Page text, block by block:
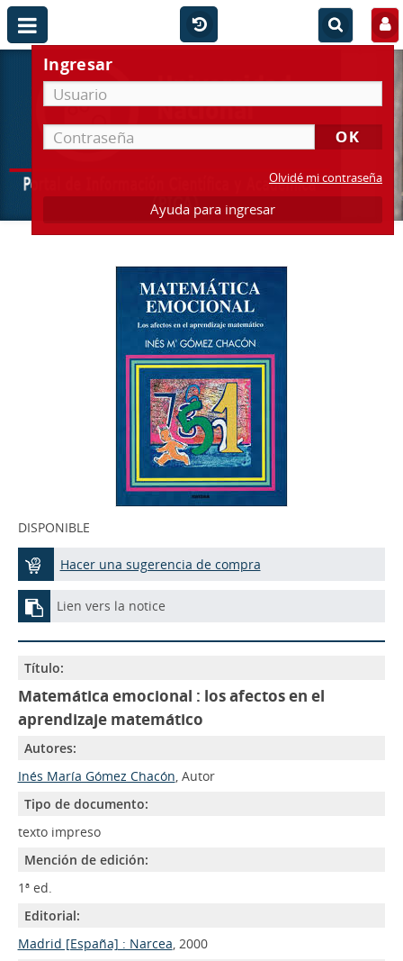
Ingresar
Olvidé mi contraseña
Ayuda para ingresar
DISPONIBLE
Hacer una sugerencia de compra
Lien vers la notice
Título:
Matemática emocional : los afectos en el
aprendizaje matemático
Autores:
Inés María Gómez Chacón, Autor
Tipo de documento:
texto impreso
Mención de edición:
1ª ed.
Editorial:
Madrid [España] : Narcea, 2000